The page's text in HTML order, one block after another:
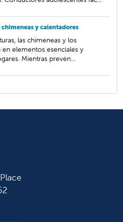
y calentadores
las chimeneas y los
elementos esenciales y
Mientras prevén...